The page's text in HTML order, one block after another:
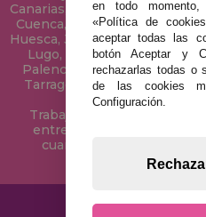
Canarias, Cantabria,
Cuenca, Gerona, Granada,
Huesca, Jaén, La Coruña, La
Lugo, Madrid, Málaga,
Palencia, Pontevedra,
Tarragona, Tenerife, Teruel,
Vizcaya,
Trabajamos con Stocks
entregas rápidas en
cuando el pedido se
en todo
«Política de
aceptar todas las
botón Aceptar y
rechazarlas todas o
de las cookies
Configuración.